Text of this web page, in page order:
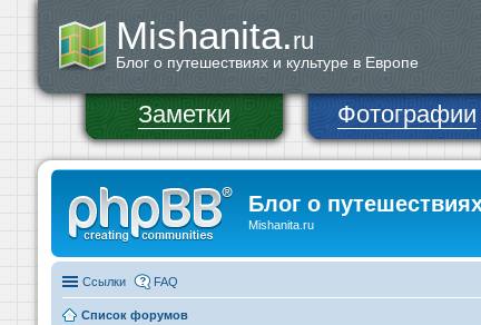
Mishanita.ru
Блог о путешествиях и культуре в Европе
Заметки Фотографии
Блог о
Mishanita.ru
Ссылки FAQ
Список форумов